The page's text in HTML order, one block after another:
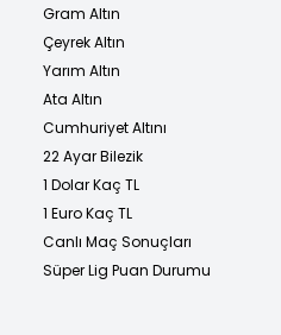
Gram Altın
Çeyrek Altın
Yarım Altın
Ata Altın
Cumhuriyet Altını
22 Ayar Bilezik
1 Dolar Kaç TL
1 Euro Kaç TL
Canlı Maç Sonuçları
Süper Lig Puan Durumu